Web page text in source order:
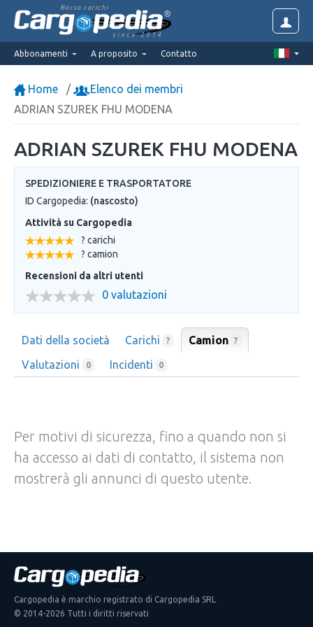
Borsa carichi
since 2014
Abbonamenti A proposito Contatto
Home
Elenco dei membri
ADRIAN SZUREK FHU MODENA
ADRIAN SZUREK FHU MODENA
SPEDIZIONIERE E TRASPORTATORE
ID Cargopedia: (nascosto)
Attività su Cargopedia
? carichi
? camion
Recensioni da altri utenti
0 valutazioni
Dati della società Carichi ? Camion ?
Valutazioni 0 Incidenti 0
Per motivi di sicurezza, fino a quando non si
ha accesso ai dati di contatto, il sistema non
mostrerà gli annunci di questo utente.
Cargopedia è marchio registrato di Cargopedia SRL
© 2014-2026 Tutti i diritti riservati